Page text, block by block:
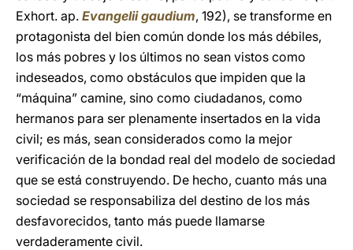
Exhort. ap. Evangelii gaudium, 192), se transforme en
protagonista del bien común donde los más débiles,
los más pobres y los últimos no sean vistos como
indeseados, como obstáculos que impiden que la
“máquina” camine, sino como ciudadanos, como
hermanos para ser plenamente insertados en la vida
civil; es más, sean considerados como la mejor
verificación de la bondad real del modelo de sociedad
que se está construyendo. De hecho, cuanto más una
sociedad se responsabiliza del destino de los más
desfavorecidos, tanto más puede llamarse
verdaderamente civil.